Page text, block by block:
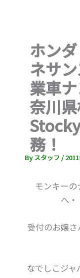
ホン
ネサ
業車
奈川
務！
Byスタッフ /
モンキー
へ・
受付のお嬢
なでしこジ